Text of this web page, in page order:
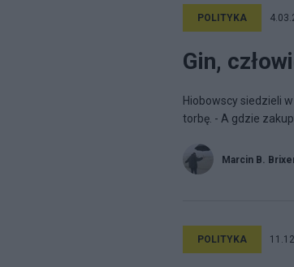
POLITYKA
Gin,
Hiobowscy siedzieli
torbę. - A gdzie
Marcin B.
POLITYKA